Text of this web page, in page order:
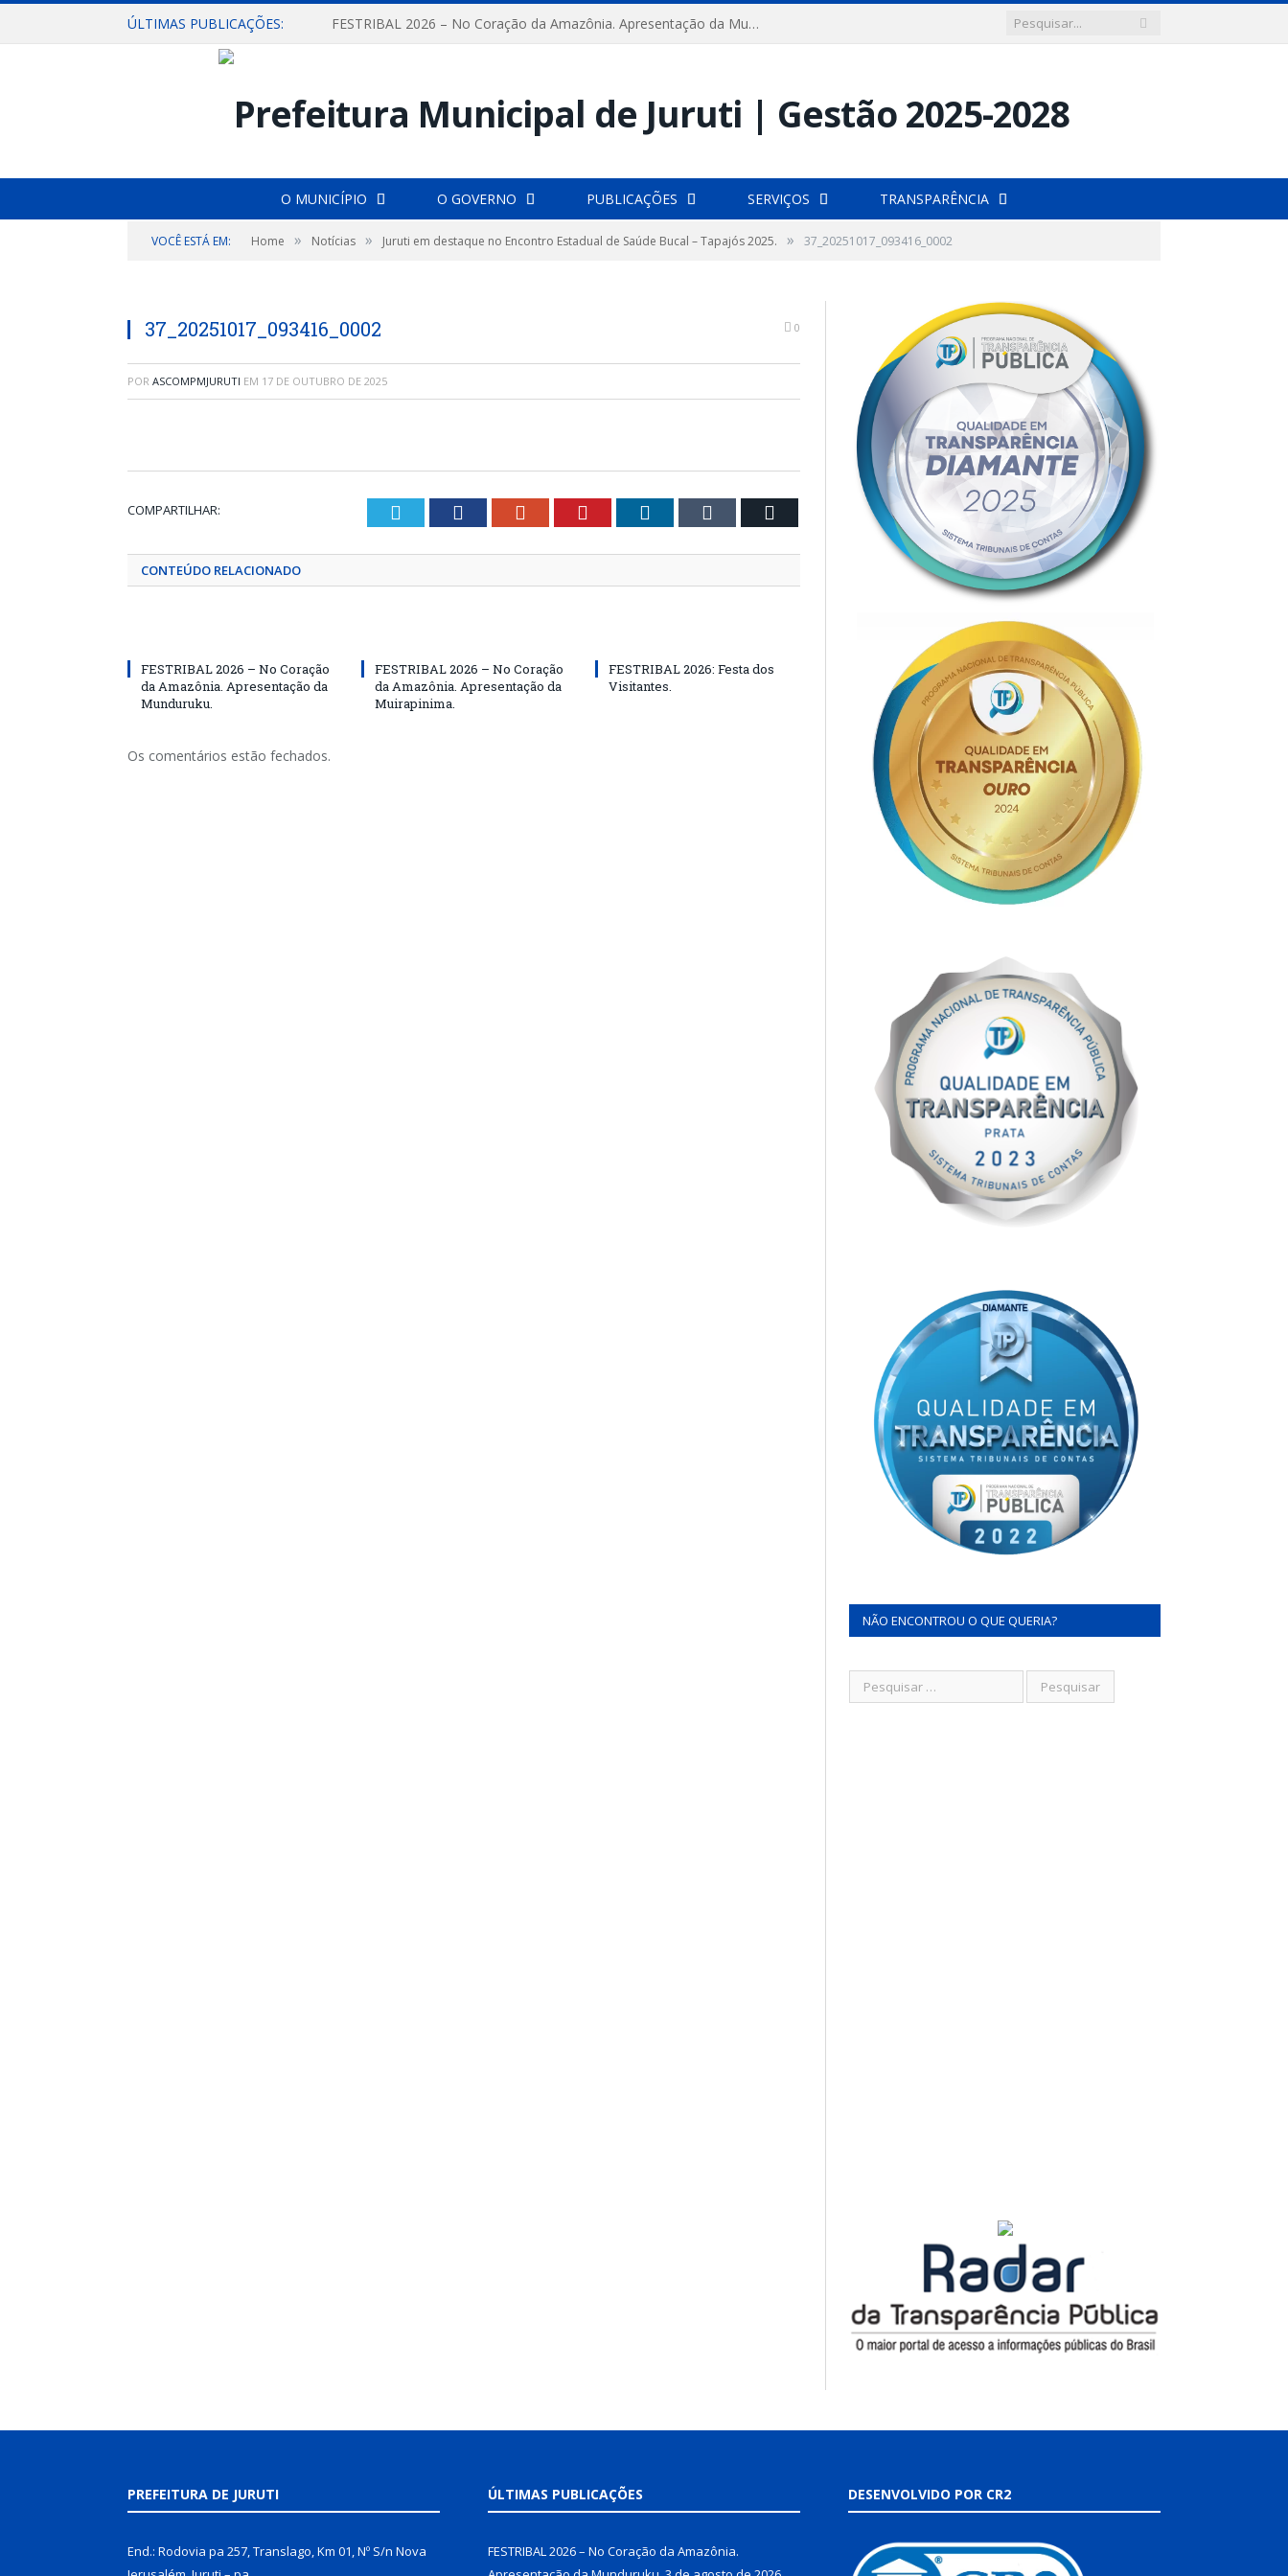
ÚLTIMAS PUBLICAÇÕES: FESTRIBAL 2026 – No Coração da Amazônia. Apresentação da Munduruku.
O MUNICÍPIO O GOVERNO PUBLICAÇÕES SERVIÇOS TRANSPARÊNCIA
VOCÊ ESTÁ EM: Home » Notícias » Juruti em destaque no Encontro Estadual de Saúde Bucal – Tapajós 2025. » 37_20251017_093416_0002
37_20251017_093416_0002 0
POR ASCOMPMJURUTI EM 17 DE OUTUBRO DE 2025
COMPARTILHAR: Twitter Facebook Google+ Pinterest LinkedIn Tumblr
CONTEÚDO RELACIONADO
FESTRIBAL 2026 – No Coração
da Amazônia. Apresentação da
Munduruku.
FESTRIBAL 2026 – No Coração
da Amazônia. Apresentação da
Muirapinima.
FESTRIBAL 2026: Festa dos
Visitantes.
Os comentários estão fechados.
NÃO ENCONTROU O QUE QUERIA?
PREFEITURA DE JURUTI
End.: Rodovia pa 257, Translago, Km 01, Nº S/n Nova
ÚLTIMAS PUBLICAÇÕES
FESTRIBAL 2026 – No Coração da Amazônia.
DESENVOLVIDO POR CR2